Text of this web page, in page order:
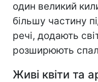
один великий
більшу частину
речі, додають
розширюють
Живі квіти та